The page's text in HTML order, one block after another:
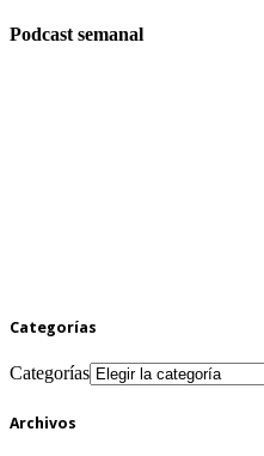
Podcast semanal
Categorías
Categorías
Archivos